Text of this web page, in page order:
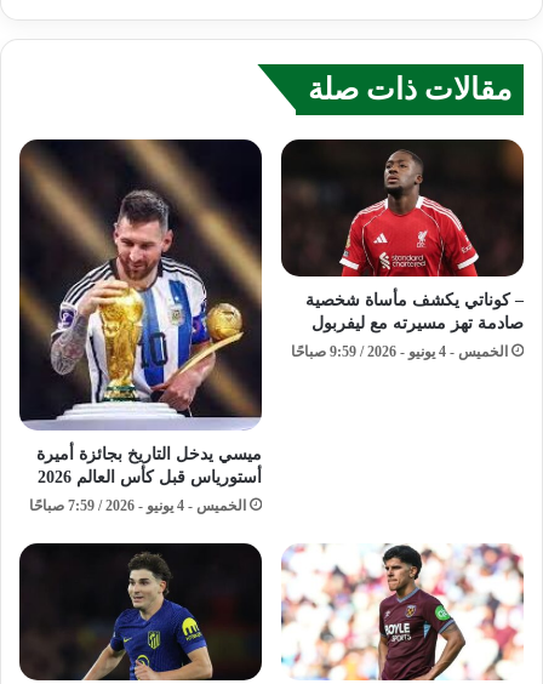
مقالات ذات صلة
– كوناتي يكشف مأساة شخصية
صادمة تهز مسيرته مع ليفربول
الخميس - 4 يونيو - 2026 / 9:59 صباحًا
ميسي يدخل التاريخ بجائزة أميرة
أستورياس قبل كأس العالم 2026
الخميس - 4 يونيو - 2026 / 7:59 صباحًا